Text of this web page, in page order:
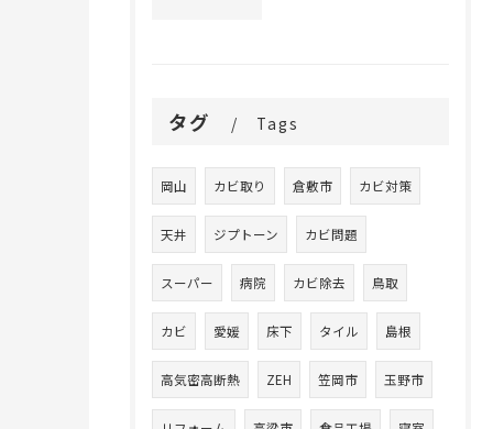
タグ Tags
岡山 カビ取り 倉敷市 カビ対策
天井 ジプトーン カビ問題
スーパー 病院 カビ除去 鳥取
カビ 愛媛 床下 タイル 島根
高気密高断熱 ZEH 笠岡市 玉野市